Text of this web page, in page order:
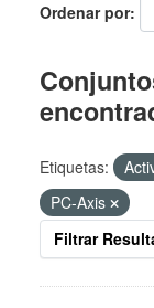
Ordenar por
Etiquetas:
PC-Axis
Filtrar